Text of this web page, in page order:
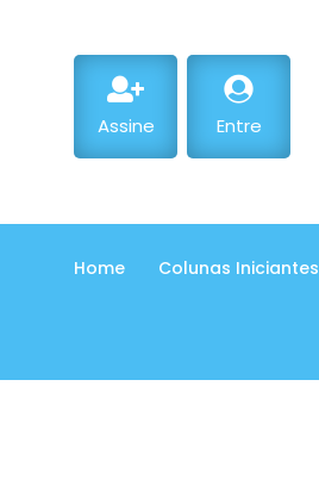
Assine Entre
Home Colunas Iniciantes